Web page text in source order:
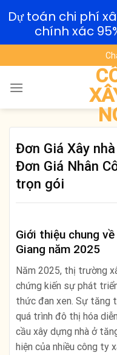
to
content
Đơn Giá Xây
Đơn Giá Nhân
trọn gói
Giới thiệu chung
Giang năm 2025
Năm 2025, thị trường
chứng kiến sự phát
thức đan xen. Sự tăng
quá trình đô thị hóa
cầu xây dựng nhà ở
hiện của nhiều công ty
Dự toán chi phí
chính xác